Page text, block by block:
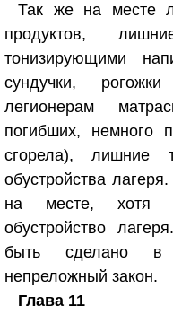
Так же на месте
продуктов,
тонизирующими
сундучки,
легионерам
погибших, немного
сгорела),
обустройства
на месте, хотя
обустройство
быть сделано в
непреложный закон.
Глава 11